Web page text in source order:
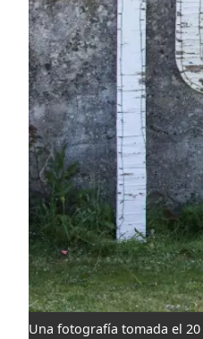
Una fotografía tomada el